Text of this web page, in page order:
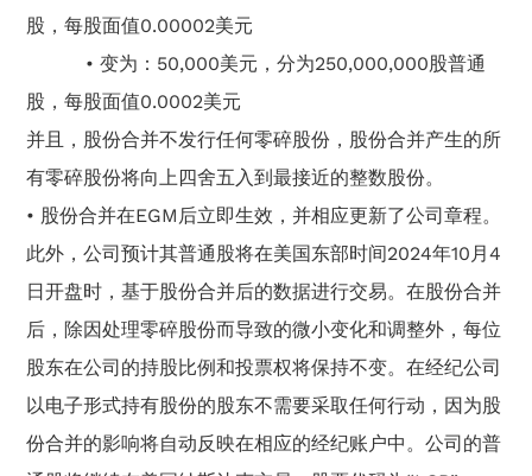
股，每股面值0.00002美元
• 变为：50,000美元，分为250,000,000股普通
股，每股面值0.0002美元
并且，股份合并不发行任何零碎股份，股份合并产生的所
有零碎股份将向上四舍五入到最接近的整数股份。
• 股份合并在EGM后立即生效，并相应更新了公司章程。
此外，公司预计其普通股将在美国东部时间2024年10月4
日开盘时，基于股份合并后的数据进行交易。在股份合并
后，除因处理零碎股份而导致的微小变化和调整外，每位
股东在公司的持股比例和投票权将保持不变。在经纪公司
以电子形式持有股份的股东不需要采取任何行动，因为股
份合并的影响将自动反映在相应的经纪账户中。公司的普